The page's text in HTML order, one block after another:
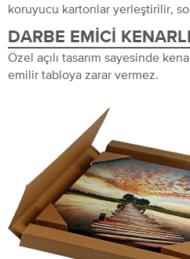
koruyucu kartonlar yerleştirilir,
DARBE EMICI
Özel açılı tasarım sayesinde
emilir tabloya zarar vermez.